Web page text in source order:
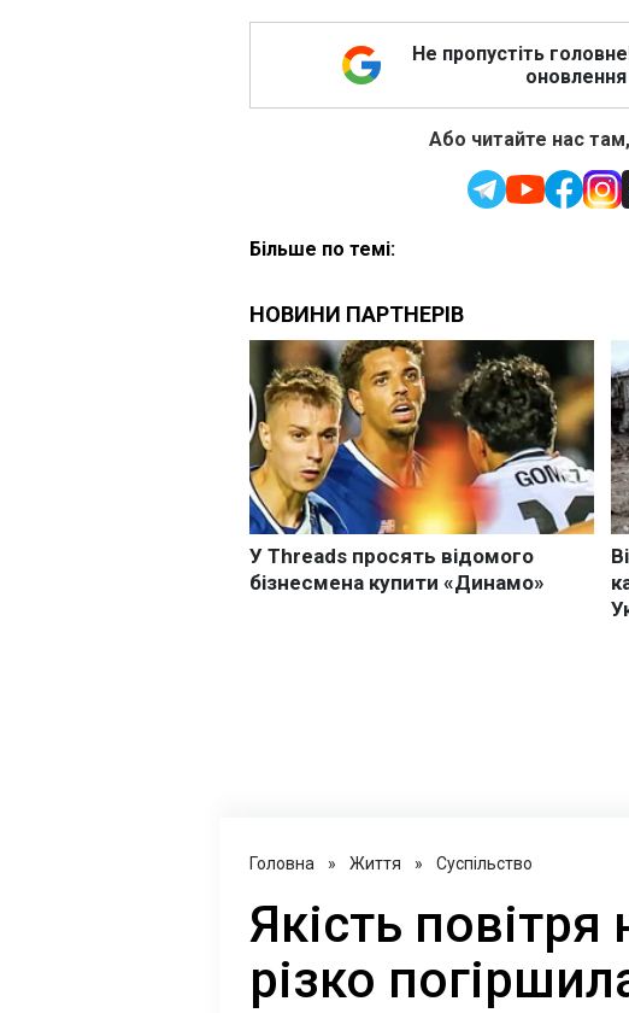
Не пропустіть
Або читайте нас
Більше по темі:
Головна » Життя » Суспільство
Якість повітря
різко